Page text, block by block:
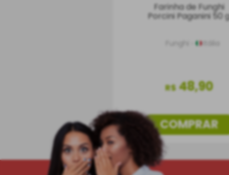
Farinha de Funghi
Porcini Paganini 50
Itália
R$ 48,90
COMPRAR